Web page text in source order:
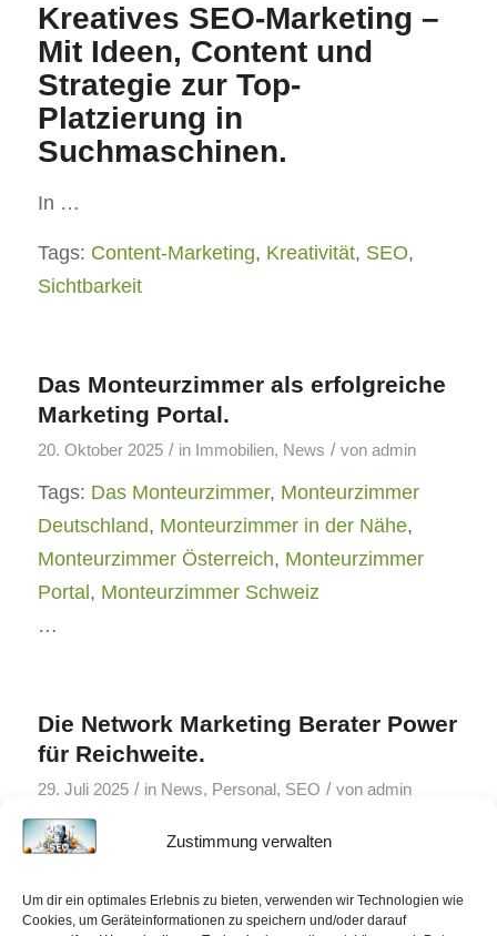
Zustimmung verwalten
Um dir ein optimales Erlebnis zu bieten, verwenden wir Technologien wie
Cookies, um Geräteinformationen zu speichern und/oder darauf
Kreatives SEO-Marketing –
Mit Ideen, Content und
Strategie zur Top-
Platzierung in
Suchmaschinen.
In …
Tags: Content-Marketing, Kreativität, SEO,
Sichtbarkeit
Das Monteurzimmer als erfolgreiche
Marketing Portal.
20. Oktober 2025 / in Immobilien, News / von admin
Tags: Das Monteurzimmer, Monteurzimmer
Deutschland, Monteurzimmer in der Nähe,
Monteurzimmer Österreich, Monteurzimmer
Portal , Monteurzimmer Schweiz
…
Die Network Marketing Berater Power
für Reichweite.
29. Juli 2025 / in News, Personal , SEO / von admin
Tags:Berater finden Marketing Power
…